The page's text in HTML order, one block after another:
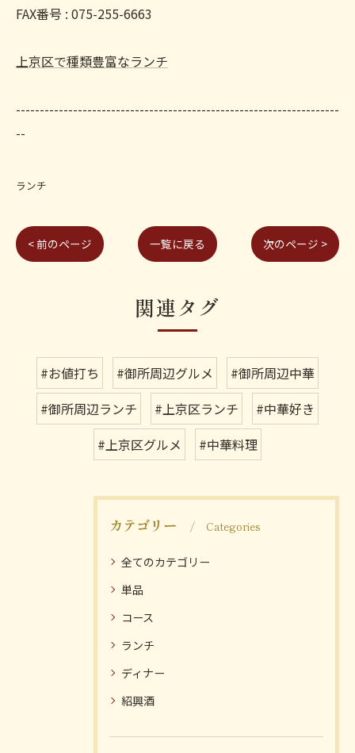
FAX番号 : 075-255-6663
上京区で種類豊富なランチ
--------------------------------------------------------------------
--
ランチ
< 前のページ 一覧に戻る 次のページ >
関連タグ
#お値打ち #御所周辺グルメ
#御所周辺中華
#御所周辺ランチ
#上京区ランチ
#中華好き
#上京区グルメ
#中華料理
カテゴリー Categories
全てのカテゴリー
単品
コース
ランチ
ディナー
紹興酒